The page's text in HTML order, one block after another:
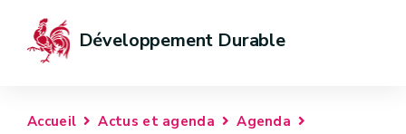
Développement Durable
Accueil Actus et agenda Agenda